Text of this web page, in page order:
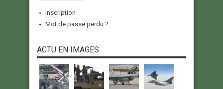
Inscription
Mot de passe perdu ?
ACTU EN IMAGES